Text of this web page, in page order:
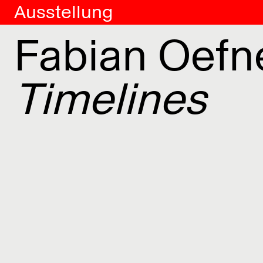
Ausstellung
Fabian
Timelines